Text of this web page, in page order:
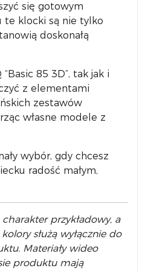
się gotowym
te klocki są nie tylko
doskonałą
85 3D”, tak jak i
z elementami
zestawów
własne modele z
wybór, gdy chcesz
radość małym,
przykładowy, a
służą wyłącznie do
Materiały wideo
produktu mają